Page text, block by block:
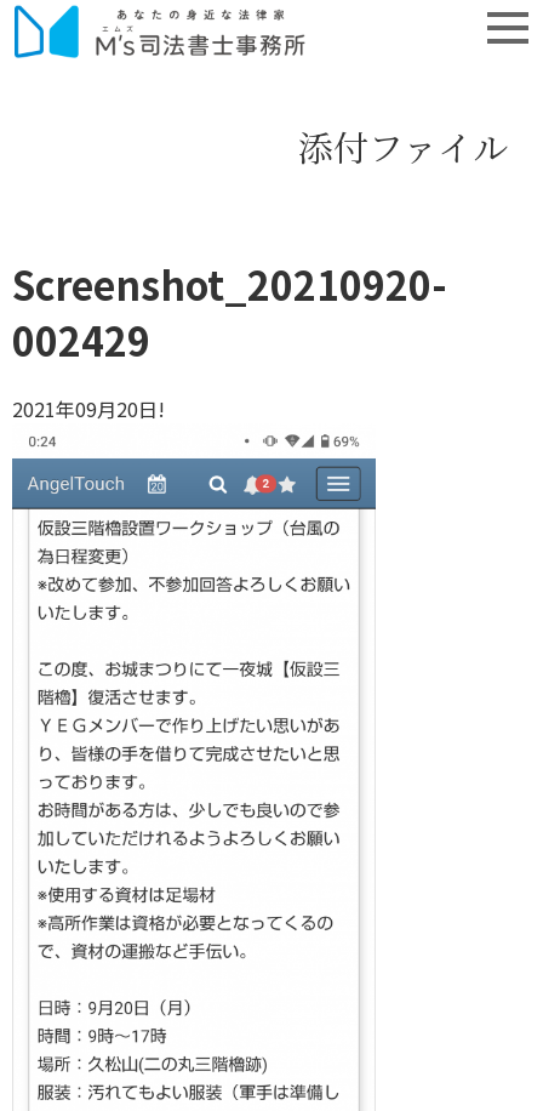
添付ファイル
Screenshot_20210920-
002429
2021年09月20日!